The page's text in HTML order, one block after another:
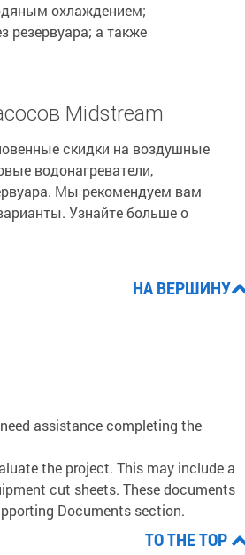
охлаждением;
резервуара; а также
Midstream
скидки на воздушные
водонагреватели,
Мы рекомендуем вам
Узнайте больше о
НА ВЕРШИНУ
assistance completing the
the project. This may include a
cut sheets. These documents
Documents section.
TO THE TOP